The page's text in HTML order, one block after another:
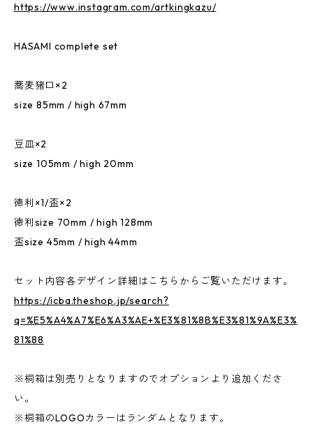
https://www.instagram.com/artkingkazu/
HASAMI complete set
蕎麦猪口×2
size 85mm / high 67mm
豆皿×2
size 105mm / high 20mm
徳利×1/盃×2
徳利size 70mm / high 128mm
盃size 45mm / high 44mm
セット内容各デザイン詳細はこちらからご覧いただけます。
https://icba.theshop.jp/search?
q=%E5%A4%A7%E6%A3%AE+%E3%81%8B%E3%81%9A%E3%
81%88
※桐箱は別売りとなりますのでオプションより追加くださ
い。
※桐箱のLOGOカラーはランダムとなります。